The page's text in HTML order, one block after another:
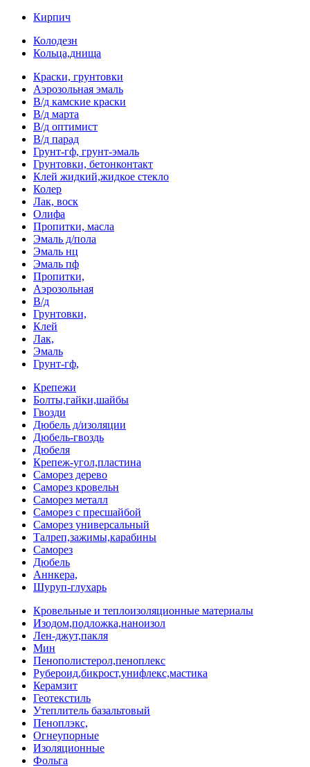
Кирпич
Колодезн
Кольца,днища
Краски, грунтовки
Аэрозольная эмаль
В/д камские краски
В/д марта
В/д оптимист
В/д парад
Грунт-гф, грунт-эмаль
Грунтовки, бетонконтакт
Клей жидкий,жидкое стекло
Колер
Лак, воск
Олифа
Пропитки, масла
Эмаль д/пола
Эмаль нц
Эмаль пф
Пропитки,
Аэрозольная
В/д
Грунтовки,
Клей
Лак,
Эмаль
Грунт-гф,
Крепежи
Болты,гайки,шайбы
Гвозди
Дюбель д/изоляции
Дюбель-гвоздь
Дюбеля
Крепеж-угол,пластина
Саморез дерево
Саморез кровельн
Саморез металл
Саморез с пресшайбой
Саморез универсальный
Талреп,зажимы,карабины
Саморез
Дюбель
Аннкера,
Шуруп-глухарь
Кровельные и теплоизоляционные материалы
Изодом,подложка,наноизол
Лен-джут,пакля
Мин
Пенополистерол,пеноплекс
Рубероид,бикрост,унифлекс,мастика
Керамзит
Геотекстиль
Утеплитель базальтовый
Пеноплэкс,
Огнеупорные
Изоляционные
Фольга